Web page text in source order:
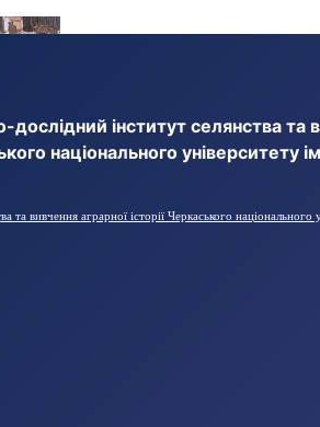
дослідний інститут селянства та
національного університету
та вивчення аграрної історії Черкаського